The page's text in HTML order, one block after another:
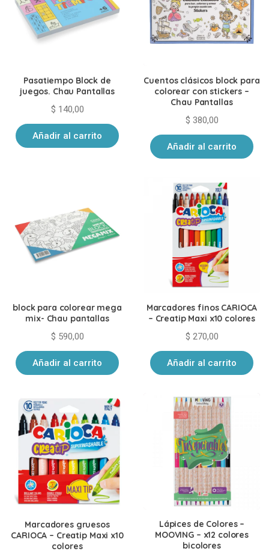
Pasatiempo Block de
juegos. Chau Pantallas
$ 140,00
Añadir al carrito
Cuentos clásicos block para
colorear con stickers –
Chau Pantallas
$ 380,00
Añadir al carrito
block para colorear mega
mix- Chau pantallas
$ 590,00
Añadir al carrito
Marcadores finos CARIOCA
– Creatip Maxi x10 colores
$ 270,00
Añadir al carrito
Marcadores gruesos
CARIOCA – Creatip Maxi x10
colores
Lápices de Colores –
MOOVING – x12 colores
bicolores